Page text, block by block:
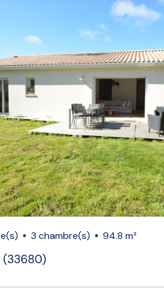
3 chambre(s) 94.8 m²
(33680)